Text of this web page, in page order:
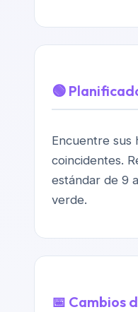
🟢
Encuentre sus
coincidentes.
estándar de 9
verde.
📅 Cambios